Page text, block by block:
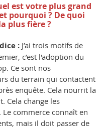
est votre plus grand
pourquoi ? De quoi
plus fière ?
: J’ai trois motifs de
c’est l'adoption du
Ce sont nos
du terrain qui contactent
enquête. Cela nourrit la
Cela change les
Le commerce connaît en
mais il doit passer de